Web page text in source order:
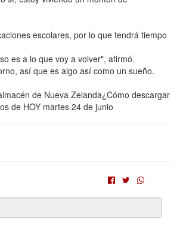
escolares, por lo que tendrá tiempo
es a lo que voy a volver", afirmó.
así que es algo así como un sueño.
de Nueva Zelanda¿Cómo descargar
de HOY martes 24 de junio